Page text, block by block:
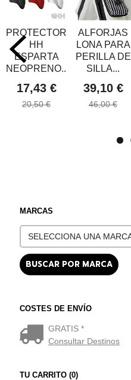
MARCAS
COSTES DE ENVÍO
GRATIS *
Consultar Destinos
TU CARRITO (0)
PROTECTOR
HH
ESPARTA
NEOPRENO...
17,43 €
20,50 €
ALFORJAS
LONA PARA
PERILLA DE
SILLA...
39,10 €
46,00 €